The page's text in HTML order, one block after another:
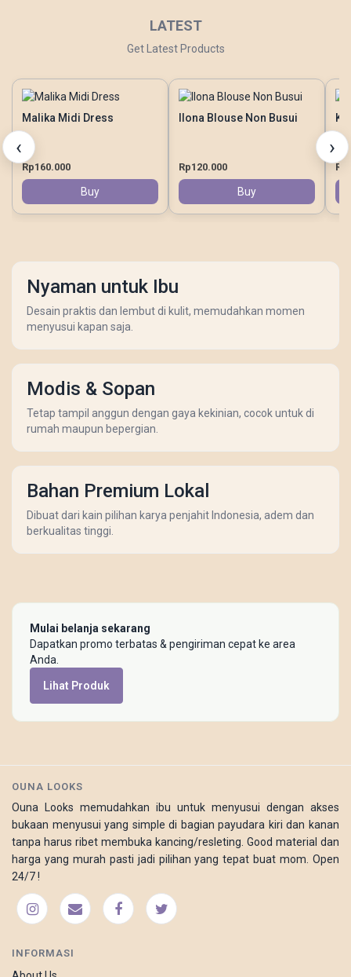
LATEST
Get Latest Products
‹
Malika Midi Dress
Rp160.000
Buy
Ilona Blouse Non Busui
Rp120.000
Buy
›
Nyaman untuk Ibu
Desain praktis dan lembut di kulit, memudahkan momen
menyusui kapan saja.
Modis & Sopan
Tetap tampil anggun dengan gaya kekinian, cocok untuk di
rumah maupun bepergian.
Bahan Premium Lokal
Dibuat dari kain pilihan karya penjahit Indonesia, adem dan
berkualitas tinggi.
Mulai belanja sekarang
Dapatkan promo terbatas & pengiriman cepat ke area
Anda.
Lihat Produk
OUNA LOOKS
Ouna Looks memudahkan ibu untuk menyusui dengan akses
bukaan menyusui yang simple di bagian payudara kiri dan kanan
tanpa harus ribet membuka kancing/resleting. Good material dan
harga yang murah pasti jadi pilihan yang tepat buat mom. Open
24/7 !
INFORMASI